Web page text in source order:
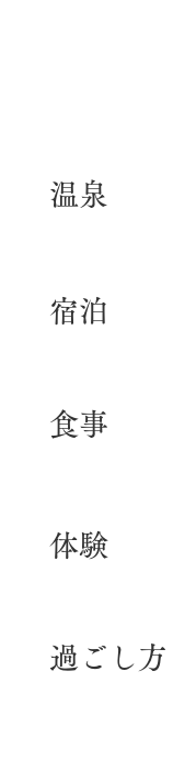
​温泉
宿泊
食事
体験
​過ごし方